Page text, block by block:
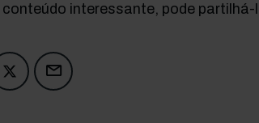
interessante, pode